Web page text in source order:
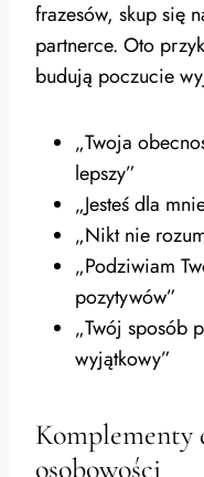
frazesów, skup się
partnerce. Oto
budują poczucie
„Twoja
lepszy”
„Jesteś dla
„Nikt nie
„Podziwiam
pozytywów”
„Twój sposób
wyjątkowy”
Komplementy
osobowości